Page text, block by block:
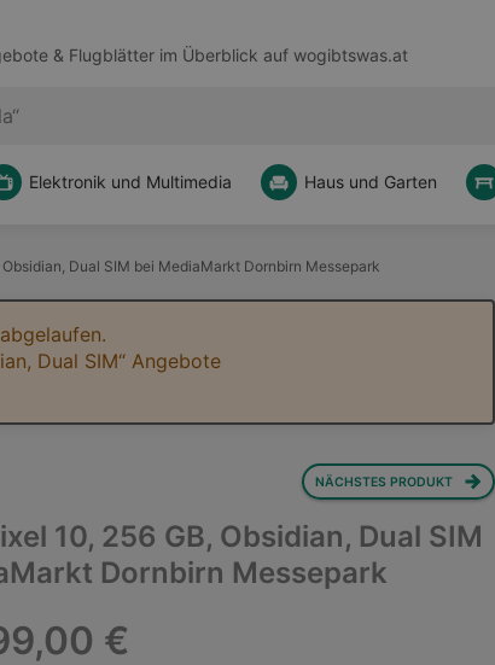
& Flugblätter im Überblick auf wogibtswas.at
Elektronik und Multimedia Haus und Garten
Obsidian, Dual SIM bei MediaMarkt Dornbirn Messepark
Dual SIM“ Angebote
NÄCHSTES PRODUKT
10, 256 GB, Obsidian, Dual SIM
Dornbirn Messepark
€